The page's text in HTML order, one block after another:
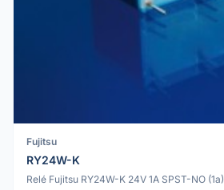
Fujitsu
RY24W-K
Relé Fujitsu RY24W-K 24V 1A SPST-NO (1a)